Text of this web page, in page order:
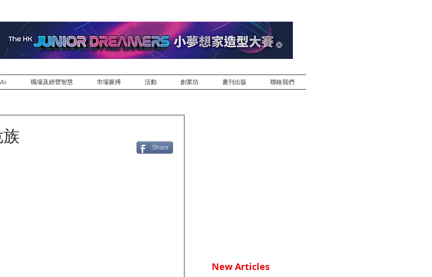
職場及經營智慧 市場脈搏 活動 創業坊 書刊出版 聯絡我們
Share
New Articles